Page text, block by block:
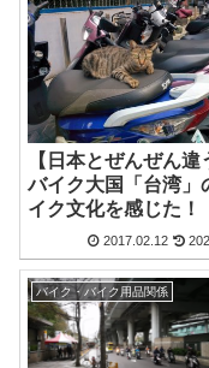
【日本とぜんぜん違
バイク大国「台湾」
イク文化を感じた！
2017.02.12
バイク・バイク用品関係